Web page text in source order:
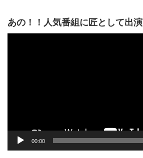
あの！！人気番組に匠として出演
00:00